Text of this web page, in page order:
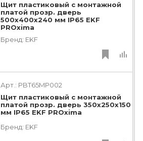
Щит пластиковый с монтажной
платой прозр. дверь
500х400х240 мм IP65 EKF
PROxima
Бренд: EKF
Арт.: PBT65MP002
Щит пластиковый с монтажной
платой прозр. дверь 350х250х150
мм IP65 EKF PROxima
Бренд: EKF